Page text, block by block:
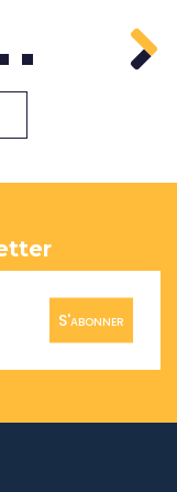
9
S'abonner